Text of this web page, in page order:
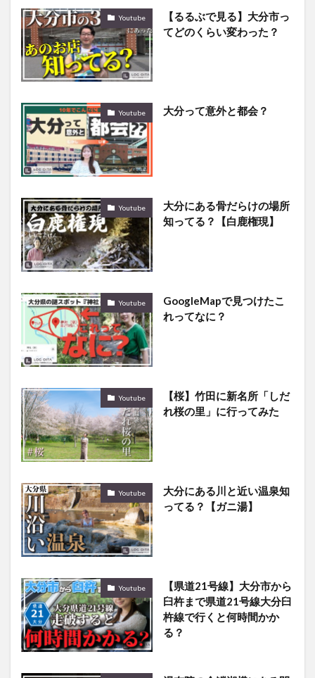
Youtube
【るるぶで見る】大分市っ
てどのくらい変わった？
Youtube 大分って意外と都会？
Youtube
大分にある骨だらけの場所
知ってる？【白鹿権現】
Youtube
GoogleMapで見つけたこ
れってなに？
Youtube
【桜】竹田に新名所「しだ
れ桜の里」に行ってみた
Youtube
大分にある川と近い温泉知
ってる？【ガニ湯】
Youtube
【県道21号線】大分市から
臼杵まで県道21号線大分臼
杵線で行くと何時間かか
る？